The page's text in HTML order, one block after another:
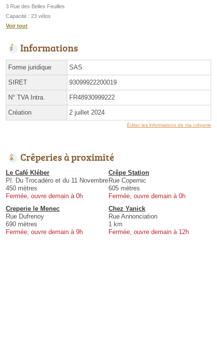
3 Rue des Belles Feuilles
Capacité : 23 vélos
Voir tout
Informations
Forme juridique SAS
SIRET 93099922200019
N° TVA Intra. FR48930999222
Création 2 juillet 2024
Éditer les informations de ma crêperie
Crêperies à proximité
Le Café Kléber
Pl. Du Trocadéro et du 11 Novembre
450 mètres
Fermée, ouvre demain à 0h
Crêpe Station
Rue Copernic
605 mètres
Fermée, ouvre demain à 0h
Creperie le Menec
Rue Dufrenoy
690 mètres
Fermée, ouvre demain à 9h
Chez Yanick
Rue Annonciation
1 km
Fermée, ouvre demain à 12h